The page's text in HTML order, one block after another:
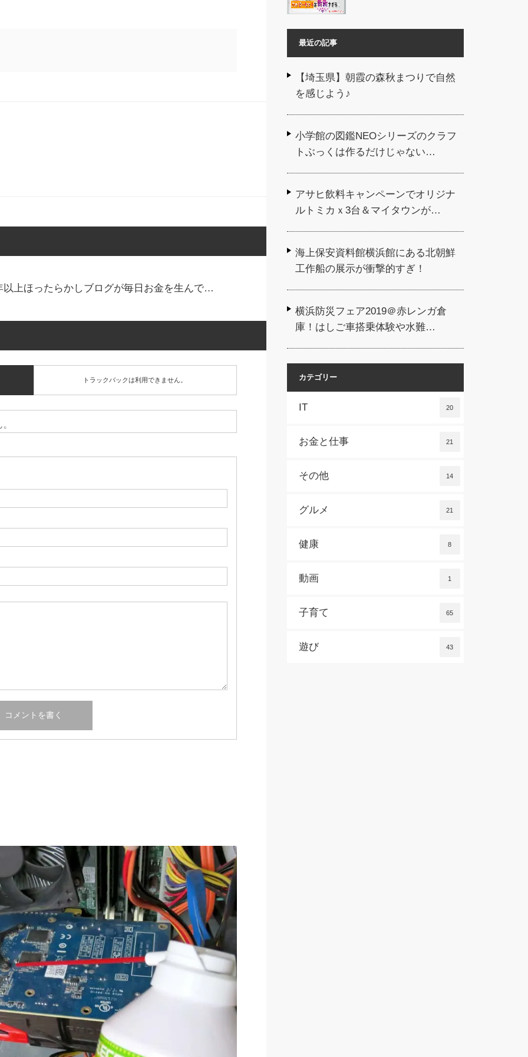
上ほったらかしブログが毎日お金を生んで…
トラックバックは利用できません。
最近の記事
【埼玉県】朝霞の森秋まつりで自然
を感じよう♪
小学館の図鑑NEOシリーズのクラフ
トぶっくは作るだけじゃない…
アサヒ飲料キャンペーンでオリジナ
ルトミカｘ3台＆マイタウンが…
海上保安資料館横浜館にある北朝鮮
工作船の展示が衝撃的すぎ！
横浜防災フェア2019＠赤レンガ倉
庫！はしご車搭乗体験や水難…
カテゴリー
IT 20
お金と仕事 21
その他 14
グルメ 21
健康 8
動画 1
子育て 65
遊び 43